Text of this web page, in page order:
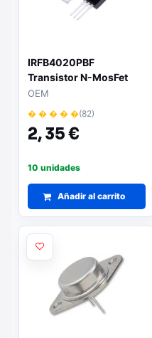
IRFB4020PBF
Transistor N-MosFet
200V 18A 100W
OEM
� � � � �(82)
2,35 €
10 unidades
Añadir al carrito